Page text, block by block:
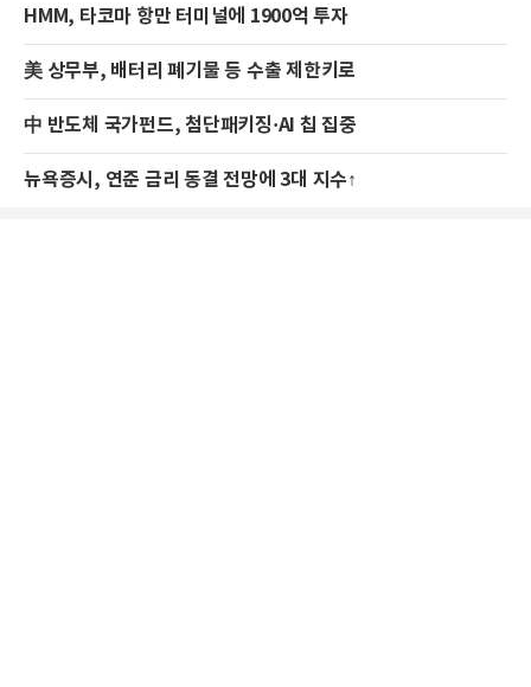
HMM, 타코마 항만 터미널에 1900억 투자
美 상무부, 배터리 폐기물 등 수출 제한키로
中 반도체 국가펀드, 첨단패키징·AI 칩 집중
뉴욕증시, 연준 금리 동결 전망에 3대 지수↑